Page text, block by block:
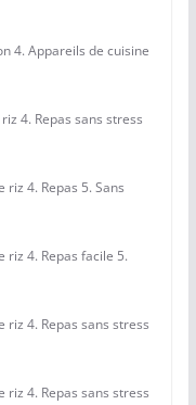
4. Appareils de cuisine
4. Repas sans stress
4. Repas 5. Sans
riz 4. Repas facile 5.
riz 4. Repas sans stress
riz 4. Repas sans stress